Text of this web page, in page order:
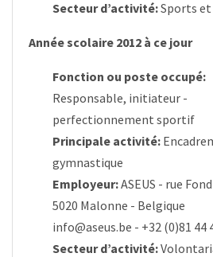
Secteur d’activité:Sports et
Année scolaire 2012 à ce jour
Fonction ou poste occupé:
Responsable, initiateur -
perfectionnement sportif
Principale activité:
gymnastique
Employeur:ASEUS - rue
5020 Malonne - Belgique
info@aseus.be - +32 (0)81 44
Secteur d’activité: